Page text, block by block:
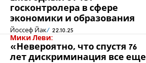
госконтролера в сфере
экономики и образования
Йоссеф Йак 22.10.25
Мики Леви:
«Невероятно, что спустя 76
лет дискриминация все еще